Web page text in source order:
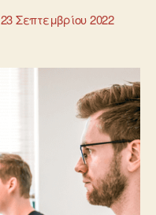
23 Σεπτεμβρίου 2022